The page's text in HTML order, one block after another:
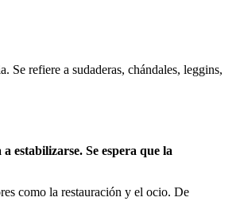
Se refiere a sudaderas, chándales, leggins,
estabilizarse. Se espera que la
como la restauración y el ocio. De